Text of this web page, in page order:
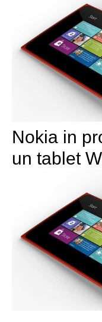
Nokia in
un tablet